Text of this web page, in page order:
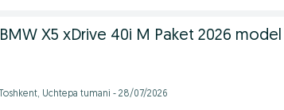
BMW X5 xDrive 40i M Paket 2026 model
Toshkent, Uchtepa tumani - 28/07/2026